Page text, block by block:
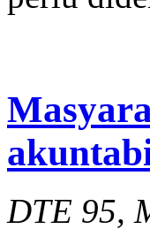
DTE 95,